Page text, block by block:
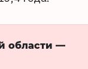
области —